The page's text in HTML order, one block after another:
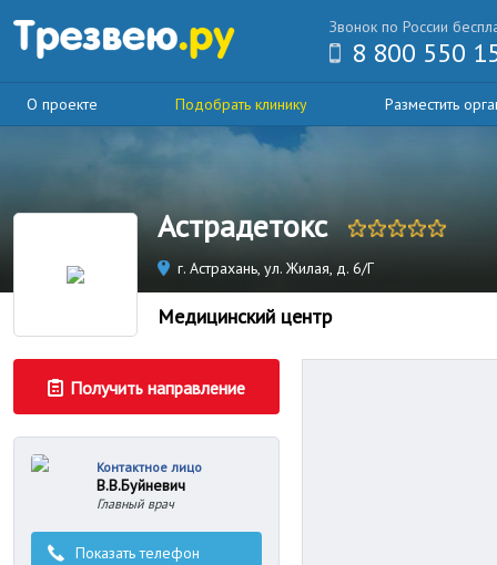
Звонок по России
8 800 550
О проекте Подобрать клинику Разместить
Астрадетокс
г. Астрахань, ул. Жилая, д. 6/Г
Медицинский центр
Получить направление
Контактное лицо
В.В.Буйневич
Главный врач
Показать телефон